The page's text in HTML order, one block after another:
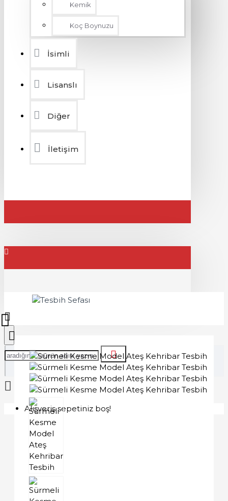
Kemik
Koç Boynuzu
İsimli
Lisanslı
Diğer
İletişim
Alışveriş sepetiniz boş!